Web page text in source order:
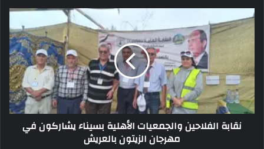
نقابة الفلاحين والجمعيات الأهلية بسيناء يشاركون في
مهرجان الزيتون بالعريش